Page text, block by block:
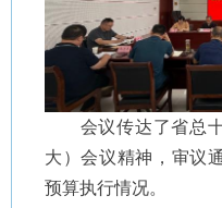
会议传达了省总十
大）会议精神，审议
预算执行情况。